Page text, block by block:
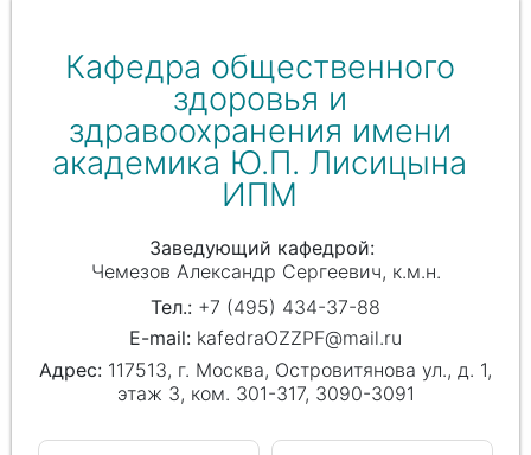
Кафедра общественного
здоровья и
здравоохранения имени
академика Ю.П. Лисицына
ИПМ
Заведующий кафедрой
Чемезов Александр Сергеевич к.м.н.
+7 (495) 434-37-88
kafedraOZZPF@mail.ru
117513, г. Москва, Островитянова ул., д. 1,
этаж 3, ком. 301-317, 3090-3091